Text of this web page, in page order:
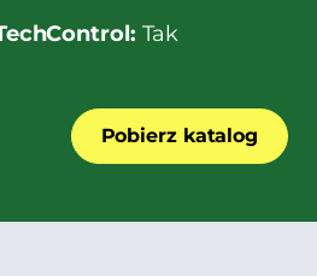
Tak
Pobierz katalog